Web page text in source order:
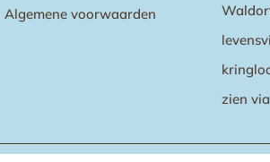
Algemene voorwaarden
zien